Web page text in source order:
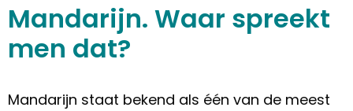
Mandarijn. Waar spreekt
men dat?
Mandarijn staat bekend als één van de meest